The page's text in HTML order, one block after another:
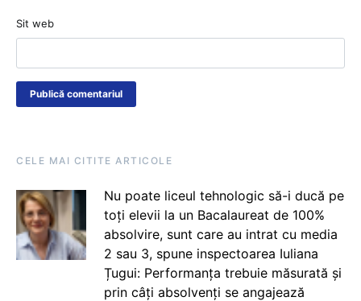
Sit web
CELE MAI CITITE ARTICOLE
Nu poate liceul tehnologic să-i ducă pe
toți elevii la un Bacalaureat de 100%
absolvire, sunt care au intrat cu media
2 sau 3, spune inspectoarea Iuliana
Țugui: Performanța trebuie măsurată și
prin câți absolvenți se angajează